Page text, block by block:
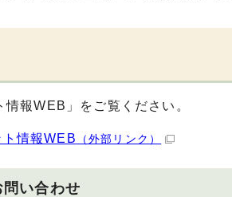
情報WEB」をご覧ください。
情報WEB （外部リンク）
問い合わせ